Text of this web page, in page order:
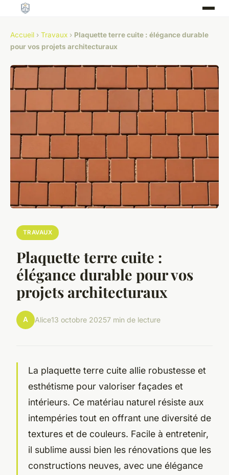
Accueil › Travaux › Plaquette terre cuite : élégance durable
pour vos projets architecturaux
TRAVAUX
Plaquette terre cuite :
élégance durable pour vos
projets architecturaux
A Alice13 octobre 20257 min de lecture
La plaquette terre cuite allie robustesse et
esthétisme pour valoriser façades et
intérieurs. Ce matériau naturel résiste aux
intempéries tout en offrant une diversité de
textures et de couleurs. Facile à entretenir,
il sublime aussi bien les rénovations que les
constructions neuves, avec une élégance